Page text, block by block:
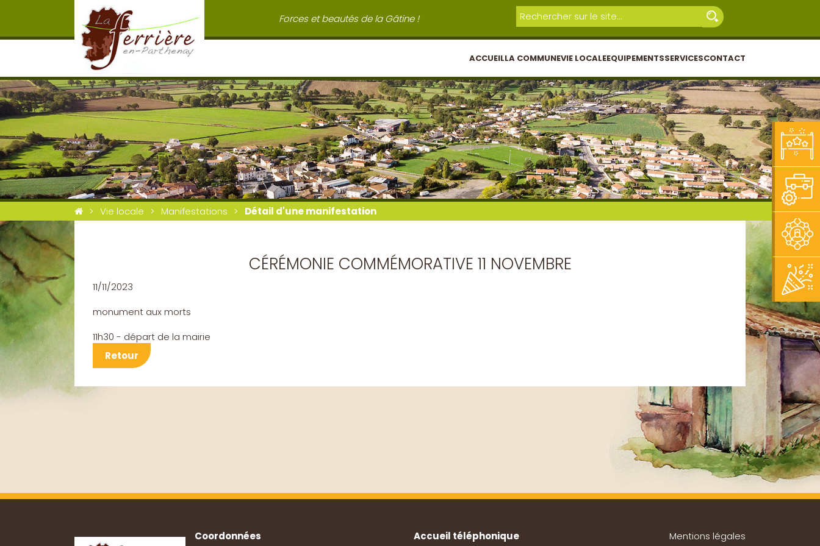
Forces et beautés de la Gâtine !
ACCUEILLA COMMUNEVIE LOCALEEQUIPEMENTSSERVICESCONTACT
Vie locale Manifestations Détail d'une manifestation
CÉRÉMONIE COMMÉMORATIVE 11 NOVEMBRE
11/11/2023
monument aux morts
11h30 - départ de la mairie
Retour
Coordonnées Accueil téléphonique Mentions légales